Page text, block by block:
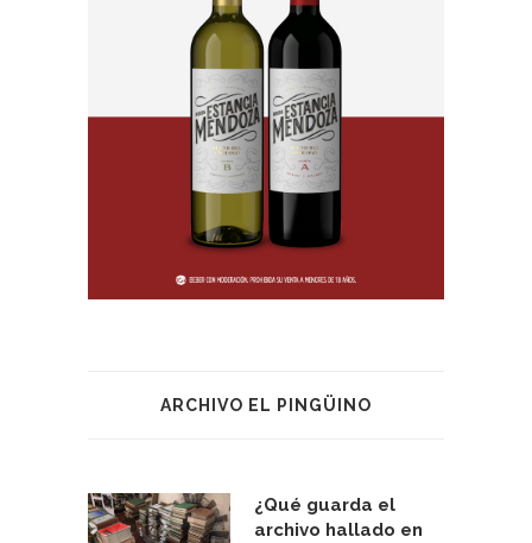
ARCHIVO EL PINGÜINO
¿Qué guarda el
archivo hallado en